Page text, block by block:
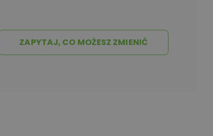
ZAPYTAJ, CO MOŻESZ ZMIENIĆ